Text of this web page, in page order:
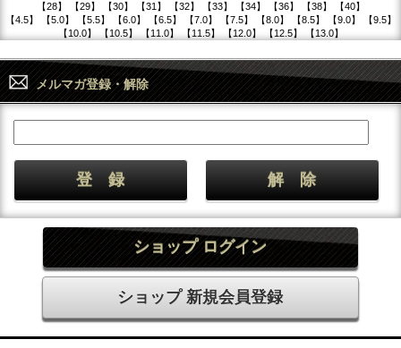
【28】 【29】 【30】 【31】 【32】 【33】 【34】 【36】 【38】 【40】
【4.5】 【5.0】 【5.5】 【6.0】 【6.5】 【7.0】 【7.5】 【8.0】 【8.5】 【9.0】 【9.5】
【10.0】 【10.5】 【11.0】 【11.5】 【12.0】 【12.5】 【13.0】
メルマガ登録・解除
ショップ ログイン
ショップ 新規会員登録